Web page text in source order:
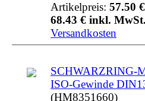
Artikelpreis: 57.50
68.43 € inkl.
Versandkosten
SCHWARZRING-
ISO-Gewinde
(HM8351660)